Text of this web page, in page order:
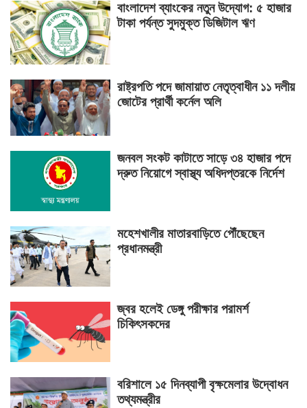
বাংলাদেশ ব্যাংকের নতুন উদ্যোগ: ৫ হাজার
টাকা পর্যন্ত সুদমুক্ত ডিজিটাল ঋণ
রাষ্ট্রপতি পদে জামায়াত নেতৃত্বাধীন ১১ দলীয়
জোটের প্রার্থী কর্নেল অলি
জনবল সংকট কাটাতে সাড়ে ৩৪ হাজার পদে
দ্রুত নিয়োগে স্বাস্থ্য অধিদপ্তরকে নির্দেশ
মহেশখালীর মাতারবাড়িতে পৌঁছেছেন
প্রধানমন্ত্রী
জ্বর হলেই ডেঙ্গু পরীক্ষার পরামর্শ
চিকিৎসকদের
বরিশালে ১৫ দিনব্যাপী বৃক্ষমেলার উদ্বোধন
তথ্যমন্ত্রীর